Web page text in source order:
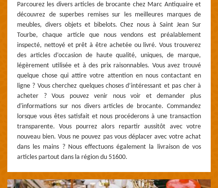
Parcourez les divers articles de brocante chez Marc Antiquaire et
découvrez de superbes remises sur les meilleures marques de
meubles, divers objets et bibelots. Chez nous à Saint Jean Sur
Tourbe, chaque article que nous vendons est préalablement
inspecté, nettoyé et prêt à être achetée ou livré. Vous trouverez
des articles d’occasion de haute qualité, uniques, de marque,
légèrement utilisée et à des prix raisonnables. Vous avez trouvé
quelque chose qui attire votre attention en nous contactant en
ligne ? Vous cherchez quelques choses d’intéressant et pas cher à
acheter ? Vous pouvez venir nous voir et demander plus
d'informations sur nos divers articles de brocante. Commandez
lorsque vous êtes satisfait et nous procéderons à une transaction
transparente. Vous pourrez alors repartir aussitôt avec votre
nouveau bien. Vous ne pouvez pas vous déplacer avec votre achat
dans les mains ? Nous effectuons également la livraison de vos
articles partout dans la région du 51600.